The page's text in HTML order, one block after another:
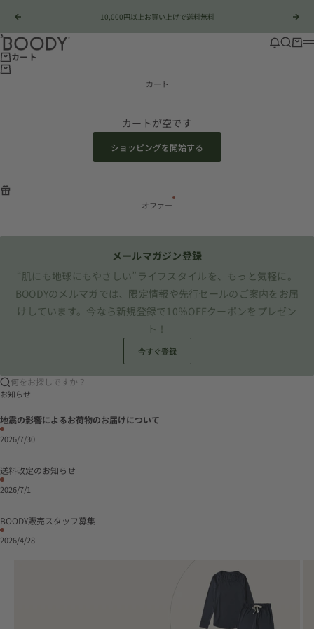
前へ
10,000円以上お買い上げで送料無料
次
Boody Japan
店舗情
検索カー
カート
カート
カートが空です
ショッピングを開始する
オファー
メールマガジン登録
“肌にも地球にもやさしい”ライフスタイルを、もっと気軽に。
BOODYのメルマガでは、限定情報や先行セールのご案内をお届
けしています。今なら新規登録で10％OFFクーポンをプレゼン
ト！
今すぐ登録
何をお探しですか？
お知らせ
地震の影響によるお荷物のお届けについて
2026/7/30
送料改定のお知らせ
2026/7/1
BOODY販売スタッフ募集
2026/4/28